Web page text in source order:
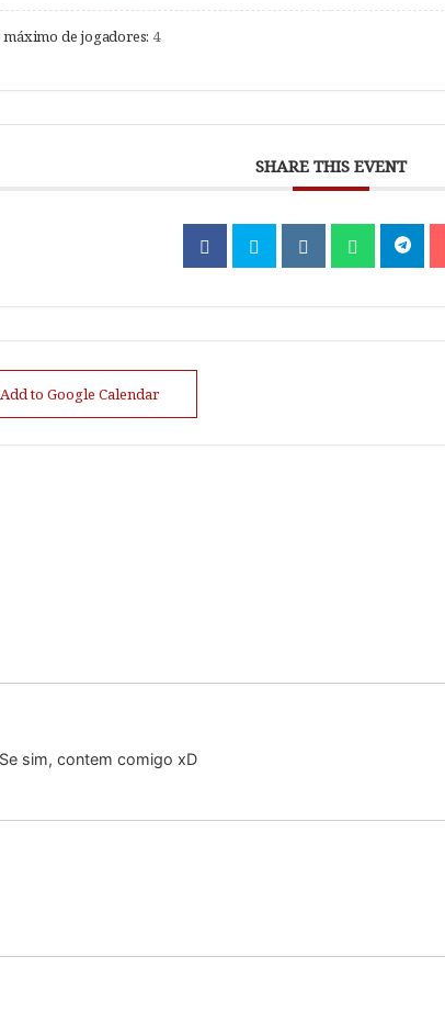
de jogadores:4
SHARE THIS EVENT
to Google Calendar
sim, contem comigo xD